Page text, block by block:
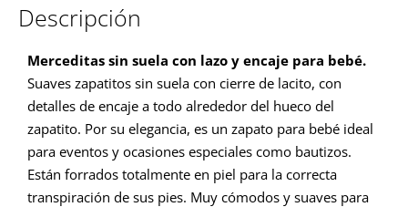
Descripción
Merceditas sin suela con lazo y encaje para bebé.
Suaves zapatitos sin suela con cierre de lacito, con
detalles de encaje a todo alrededor del hueco del
zapatito. Por su elegancia, es un zapato para bebé ideal
para eventos y ocasiones especiales como bautizos.
Están forrados totalmente en piel para la correcta
transpiración de sus pies. Muy cómodos y suaves para